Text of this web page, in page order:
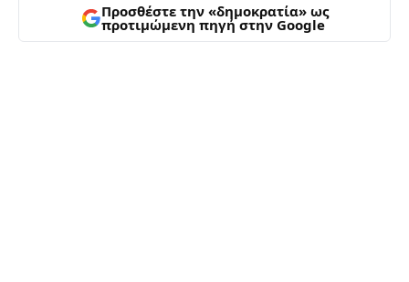
Προσθέστε την «δημοκρατία» ως
προτιμώμενη πηγή στην Google